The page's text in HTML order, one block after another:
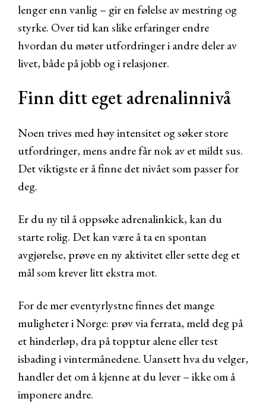
lenger enn vanlig – gir en følelse av mestring og
styrke. Over tid kan slike erfaringer endre
hvordan du møter utfordringer i andre deler av
livet, både på jobb og i relasjoner.
Finn ditt eget adrenalinnivå
Noen trives med høy intensitet og søker store
utfordringer, mens andre får nok av et mildt sus.
Det viktigste er å finne det nivået som passer for
deg.
Er du ny til å oppsøke adrenalinkick, kan du
starte rolig. Det kan være å ta en spontan
avgjørelse, prøve en ny aktivitet eller sette deg et
mål som krever litt ekstra mot.
For de mer eventyrlystne finnes det mange
muligheter i Norge: prøv via ferrata, meld deg på
et hinderløp, dra på topptur alene eller test
isbading i vintermånedene. Uansett hva du velger,
handler det om å kjenne at du lever – ikke om å
imponere andre.